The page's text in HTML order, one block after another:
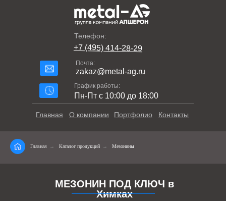
Телефон:
+7 (495) 414-28-29
Почта:
zakaz@metal-ag.ru
График работы:
Пн-Пт с 10:00 до 18:00
Контакты
Портфолио
О компании
Главная
Главная → Каталог продукций → Мезонины
МЕЗОНИН ПОД КЛЮЧ в
Химках